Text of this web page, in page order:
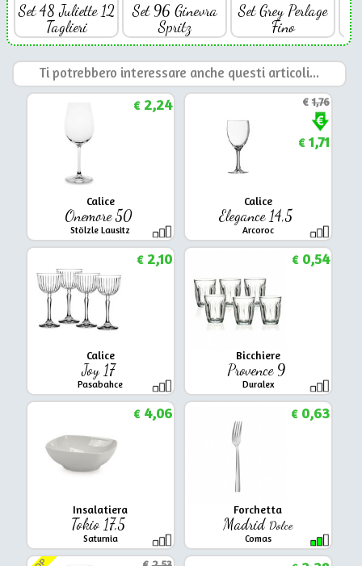
Set 48 Juliette 12
Taglieri
Set 96 Ginevra
Spritz
Set Grey Perlage
Fino
Ti potrebbero interessare anche questi articoli...
Calice
Onemore 50
Stölzle Lausitz
€2,24
Calice
Elegance 14,5
Arcoroc
€1,76
€1,71
Calice
Joy 17
Pasabahce
€2,10
Bicchiere
Provence 9
Duralex
€0,54
Insalatiera
Tokio 17,5
Saturnia
€4,06
Forchetta
Madrid Dolce
Comas
€0,63